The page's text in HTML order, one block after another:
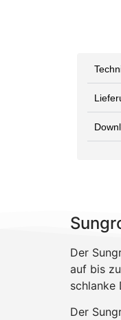
Der
auf bis
schlanke
Der